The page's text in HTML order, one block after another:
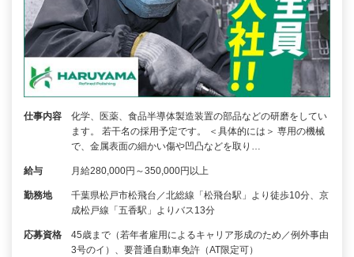
仕事内容
化学、医薬、食品半導体製造装置の部品などの研磨をしてい
ます。 若干名の採用予定です。 ＜具体的には＞ 専用の機械
で、金属表面の細かい傷や凹凸などを取り…
給与 月給280,000円～350,000円以上
勤務地
千葉県松戸市松飛台／北総線「松飛台駅」より徒歩10分、京
成松戸線「五香駅」よりバス13分
応募資格
45歳まで（若年者雇用によるキャリア形成のため／例外事由
3号のイ）、要普通自動車免許（AT限定可）